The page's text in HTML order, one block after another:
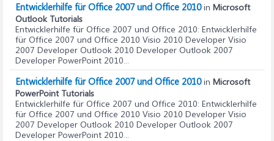
Entwicklerhilfe für Office 2007 und Office 2010in Microsoft
Outlook Tutorials
Entwicklerhilfe für Office 2007 und Office 2010: Entwicklerhilfe
für Office 2007 und Office 2010 Visio 2010 Developer Visio
2007 Developer Outlook 2010 Developer Outlook 2007
Developer PowerPoint 2010...
Entwicklerhilfe für Office 2007 und Office 2010in Microsoft
PowerPoint Tutorials
Entwicklerhilfe für Office 2007 und Office 2010: Entwicklerhilfe
für Office 2007 und Office 2010 Visio 2010 Developer Visio
2007 Developer Outlook 2010 Developer Outlook 2007
Developer PowerPoint 2010...